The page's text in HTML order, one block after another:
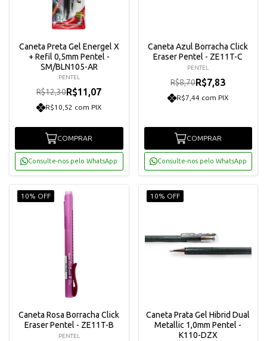
Caneta Preta Gel Energel X
+ Refil 0,5mm Pentel -
SM/BLN105-AR
PENTEL
R$12,30R$11,07
R$10,52 com PIX
COMPRAR
Consulte-nos pelo WhatsApp
Caneta Azul Borracha Click
Eraser Pentel - ZE11T-C
PENTEL
R$8,70R$7,83
R$7,44 com PIX
COMPRAR
Consulte-nos pelo WhatsApp
10% OFF
Caneta Rosa Borracha Click
Eraser Pentel - ZE11T-B
PENTEL
10% OFF
Caneta Prata Gel Hibrid Dual
Metallic 1,0mm Pentel -
K110-DZX